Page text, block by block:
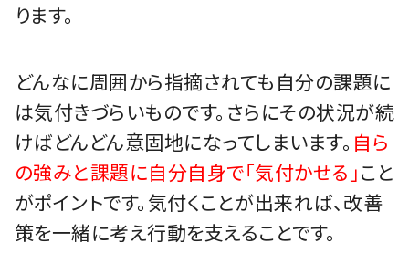
ります。
どんなに周囲から指摘されても自分の課題に
は気付きづらいものです。さらにその状況が続
けばどんどん意固地になってしまいます。 自ら
の強みと課題に自分自身で「気付かせる」こと
がポイントです。気付くことが出来れば、改善
策を一緒に考え行動を支えることです。